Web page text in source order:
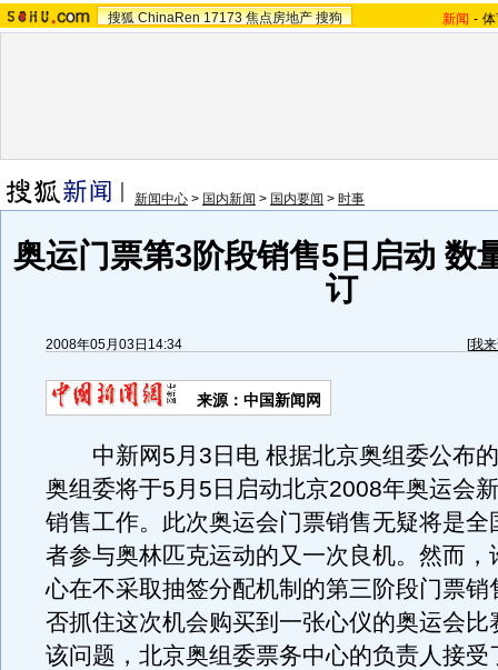
搜狐 ChinaRen 17173 焦点房地产 搜狗 新闻 -
新闻中心 > 国内新闻 > 国内要闻 > 时事
奥运门票第3阶段销售5日启动 数
订
2008年05月03日14:34 [我
来源：中国新闻网
中新网5月3日电 根据北京奥组委公布
奥组委将于5月5日启动北京2008年奥运会
销售工作。此次奥运会门票销售无疑将是全
者参与奥林匹克运动的又一次良机。然而，
心在不采取抽签分配机制的第三阶段门票销
否抓住这次机会购买到一张心仪的奥运会比
该问题，北京奥组委票务中心的负责人接受